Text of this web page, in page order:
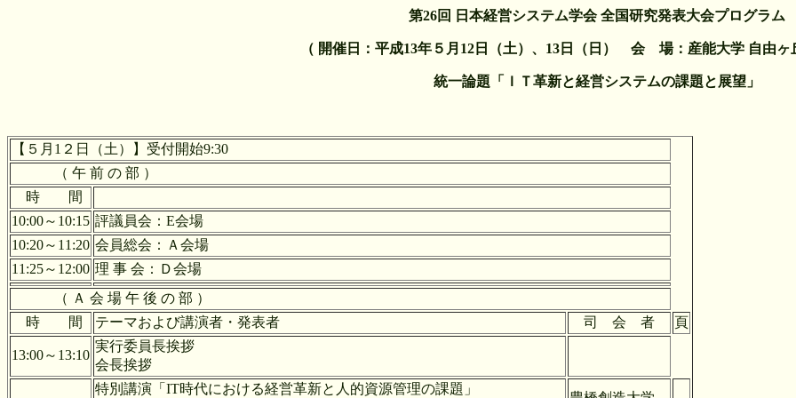
第26回 日本経営システム学会 全国研究発表大会プログラム
（ 開催日：平成13年５月12日（土）、13日（日） 会 場：産能大学 自由ヶ
統一論題「ＩＴ革新と経営システムの課題と展望」
【５月1２日（土）】受付開始9:30
（ 午 前 の 部 ）
時 間
10:00～10:15 評議員会：E会場
10:20～11:20 会員総会：Ａ会場
11:25～12:00 理 事 会：Ｄ会場
（ Ａ 会 場 午 後 の 部 ）
時 間
テーマおよび講演者・発表者 司 会 者 頁
13:00～13:10
実行委員長挨拶
会長挨拶
特別講演「IT時代における経営革新と人的資源管理の課題」